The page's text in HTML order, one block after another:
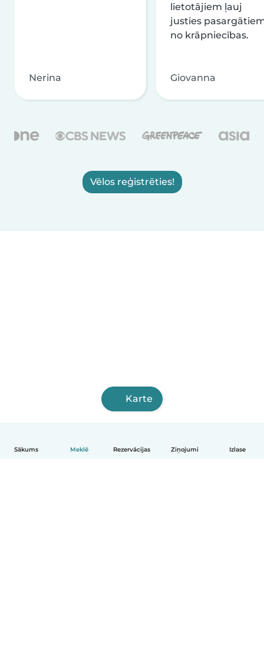
Sākums Meklē Rezervācijas Ziņojumi Izlase
Nerina
lietotājiem ļauj
justies
no krāpniecības.
Giovanna
Vēlos reģistrēties!
Karte